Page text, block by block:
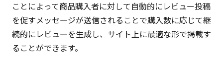
ことによって商品購入者に対して自動的にレビュー投稿
を促すメッセージが送信されることで購入数に応じて継
続的にレビューを生成し、サイト上に最適な形で掲載す
ることができます。